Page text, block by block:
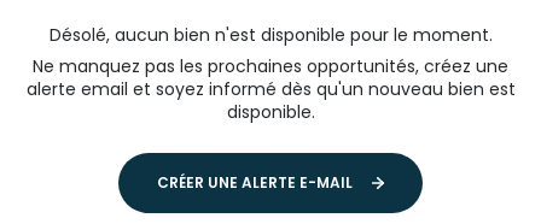
Désolé, aucun bien n'est disponible pour le moment.
Ne manquez pas les prochaines opportunités, créez une
alerte email et soyez informé dès qu'un nouveau bien est
disponible.
CRÉER UNE ALERTE E-MAIL